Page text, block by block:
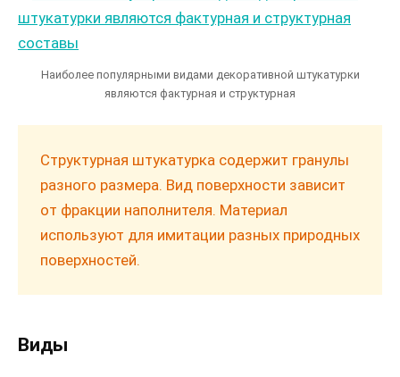
Наиболее популярными видами декоративной штукатурки
являются фактурная и структурная
Структурная штукатурка содержит гранулы
разного размера. Вид поверхности зависит
от фракции наполнителя. Материал
используют для имитации разных природных
поверхностей.
Виды